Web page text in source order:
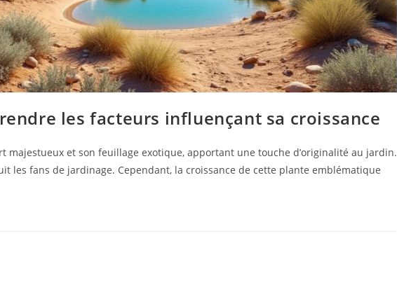
les facteurs influençant sa croissance
majestueux et son feuillage exotique, apportant une touche d’originalité au jardin.
les fans de jardinage. Cependant, la croissance de cette plante emblématique